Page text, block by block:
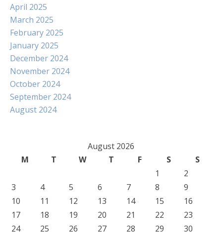
April 2025
March 2025
February 2025
January 2025
December 2024
November 2024
October 2024
September 2024
August 2024
August 2026
M
T W T F S
S
1
2
3
4 5 6 7 8
9
10
11 12 13 14 15
16
17
18 19 20 21 22
23
24
25 26 27 28 29
30